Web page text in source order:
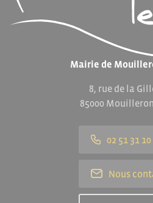
Mairie de
8, rue de la
85000
02 51 31 10
Nous